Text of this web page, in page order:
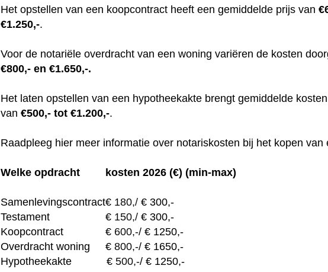
Het opstellen van een koopcontract heeft een gemiddelde prijs van
€1.250,-.
Voor de notariële overdracht van een woning variëren de kosten
€800,- en €1.650,-.
Het laten opstellen van een hypotheekakte brengt gemiddelde
van€500,- tot €1.200,-.
Raadpleeg hier meer informatie over notariskosten bij het kopen van
Welke opdracht kosten 2026 (€) (min-max)
Samenlevingscontract€ 180,/ € 300,-
Testament
€ 150,/€ 300,-
Koopcontract
€ 600,-/ € 1250,-
Overdracht woning
€800,-/ € 1650,-
Hypotheekakte
€500,-/ € 1250,-